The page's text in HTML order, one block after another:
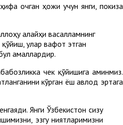
очган ҳожи учун янги, покиза
алайҳи васалламнинг
улар вафот этган
амаллардир.
чек қўйишига аминмиз.
кўрган ёш авлод эртага
Янги Ўзбекистон сизу
эзгу ниятларимизни